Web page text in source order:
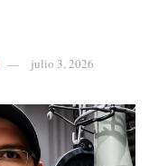
julio 3, 2026